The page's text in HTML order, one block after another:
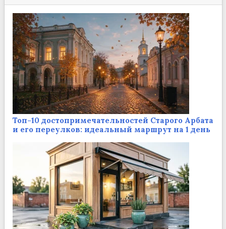
Топ-10 достопримечательностей Старого Арбата
и его переулков: идеальный маршрут на 1 день